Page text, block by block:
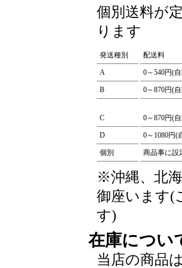
個別送料が
ります
発送種別 配送料
A 0～540円(
B 0～870円(
C 0～870円(
D 0～1080円(
個別 商品事に設
※沖縄、北
御座います(
す)
在庫につい
当店の商品